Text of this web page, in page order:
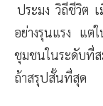
ประมง วิถีชีวิต
อย่างรุนแรง แต่ใ
ชุมชนในระดับที่
ถ้าสรุปสั้นที่สุด